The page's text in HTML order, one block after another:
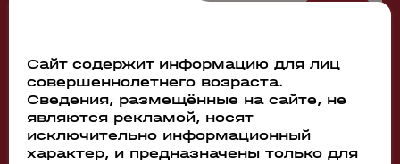
Производитель:
Italo Cescon
Сахар: сухое
Содержание алкоголя:
12%
Сайт содержит информацию для лиц
совершеннолетнего возраста.
Сведения, размещённые на сайте, не
являются рекламой, носят
исключительно информационный
характер, и предназначены только для